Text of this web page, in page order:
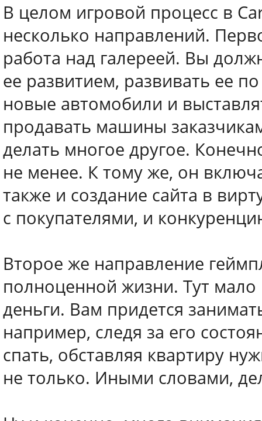
В целом игровой процесс в
несколько направлений.
работа над галереей. Вы
ее развитием, развивать ее
новые автомобили и
продавать машины
делать многое другое.
не менее. К тому же, он
также и создание сайта в
с покупателями, и
Второе же направление
полноценной жизни. Тут мало
деньги. Вам придется
например, следя за его
спать, обставляя квартиру
не только. Иными словами,